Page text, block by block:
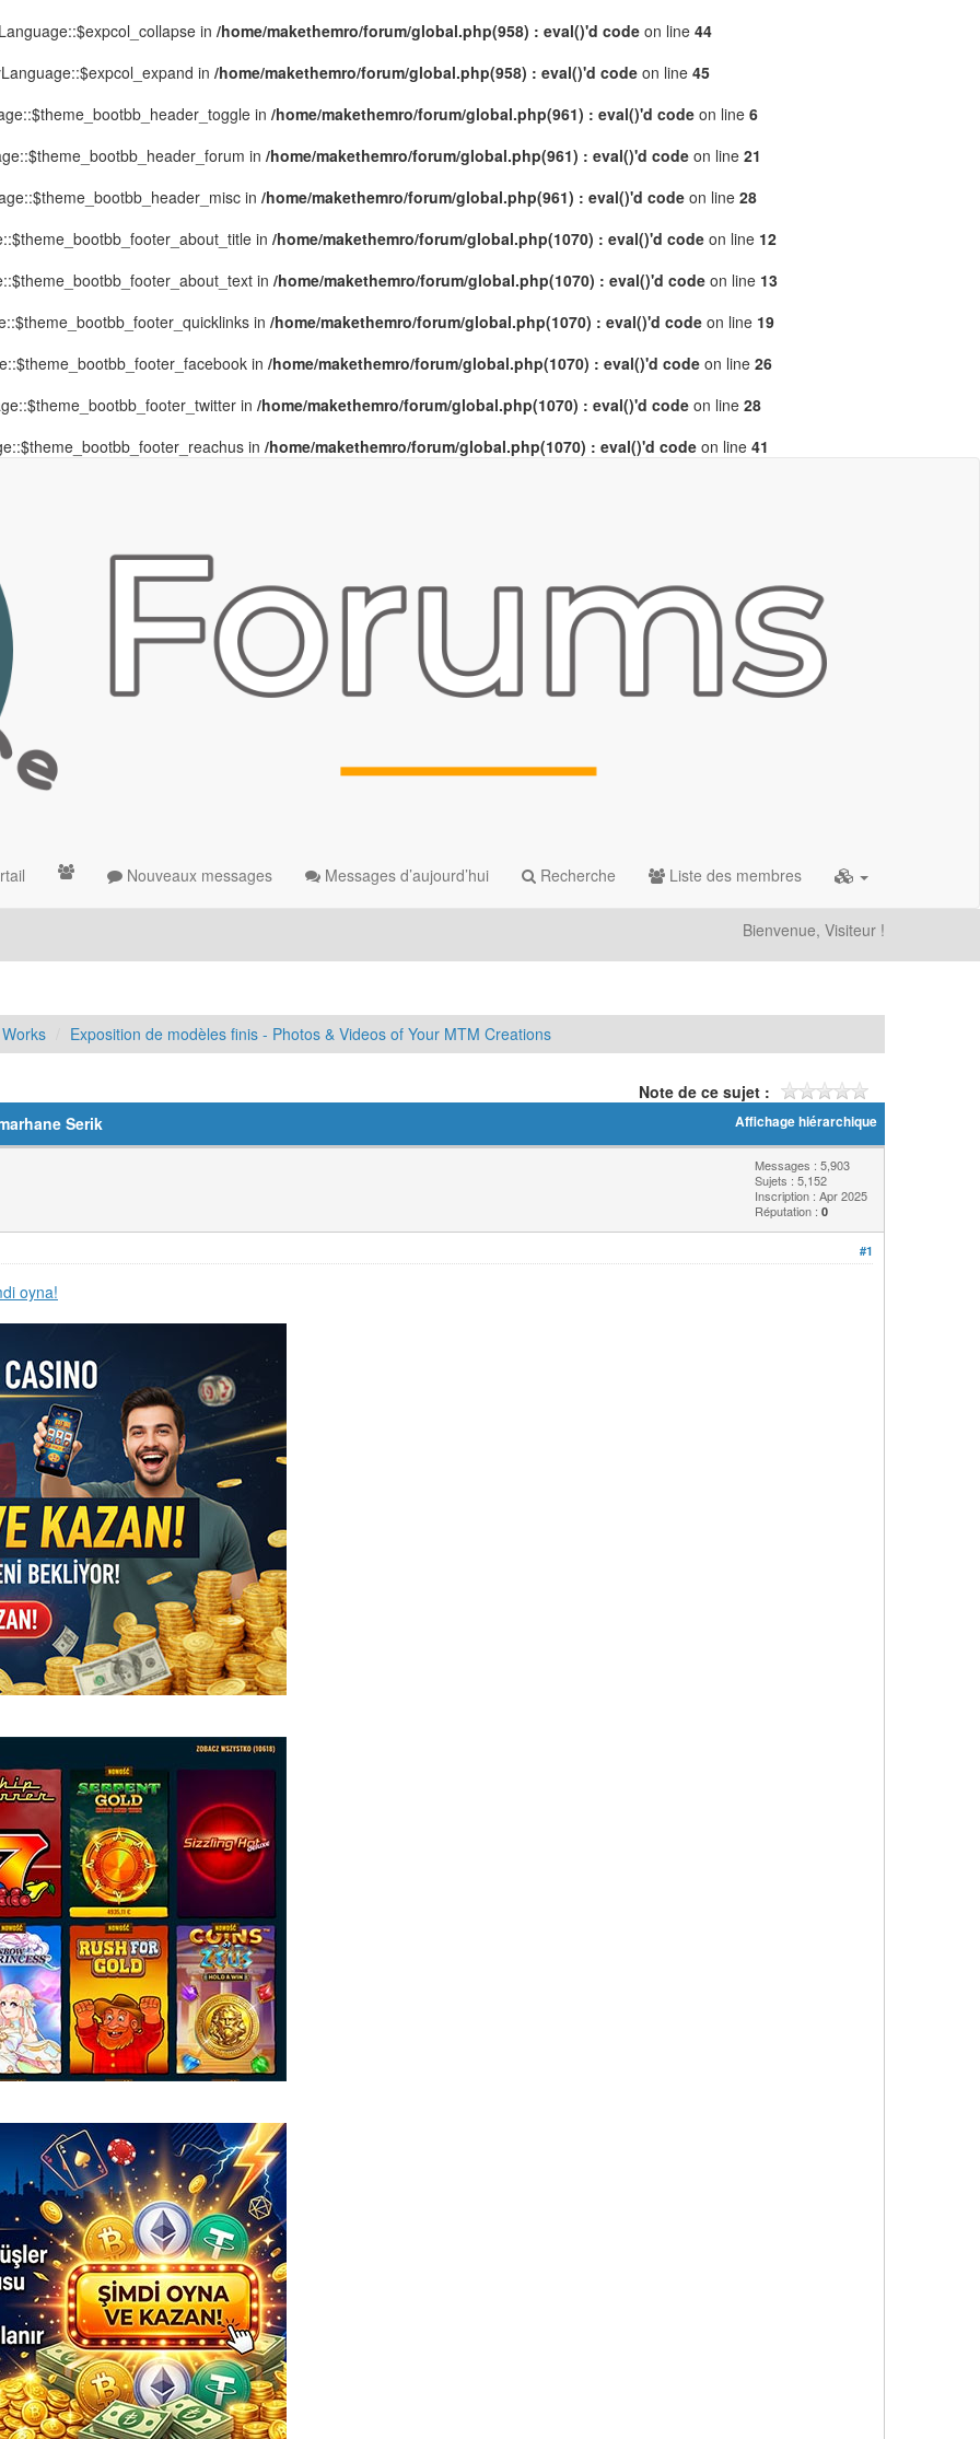
in /home/makethemro/forum/global.php(958) : eval()'d code on line 44
in /home/makethemro/forum/global.php(958) : eval()'d codeon line 45
in /home/makethemro/forum/global.php(961) : eval()'d codeon line 6
in /home/makethemro/forum/global.php(961) : eval()'d codeon line 21
in /home/makethemro/forum/global.php(961) : eval()'d codeon line 28
in /home/makethemro/forum/global.php(1070) : eval()'d code on line 12
in /home/makethemro/forum/global.php(1070) : eval()'d codeon line 13
in /home/makethemro/forum/global.php(1070) : eval()'d codeon line 19
in /home/makethemro/forum/global.php(1070) : eval()'d code on line 26
in /home/makethemro/forum/global.php(1070) : eval()'d code on line 28
in /home/makethemro/forum/global.php(1070) : eval()'d codeon line 41
Nouveaux messages Messages d’aujourd’hui Recherche Liste des membres
Bienvenue, Visiteur !
Exposition de modèles finis - Photos & Videos of Your MTM Creations
Note de ce sujet :
Affichage hiérarchique
Serik
Messages : 5,903
Sujets : 5,152
Inscription : Apr 2025
Réputation : 0
#1
oyna!